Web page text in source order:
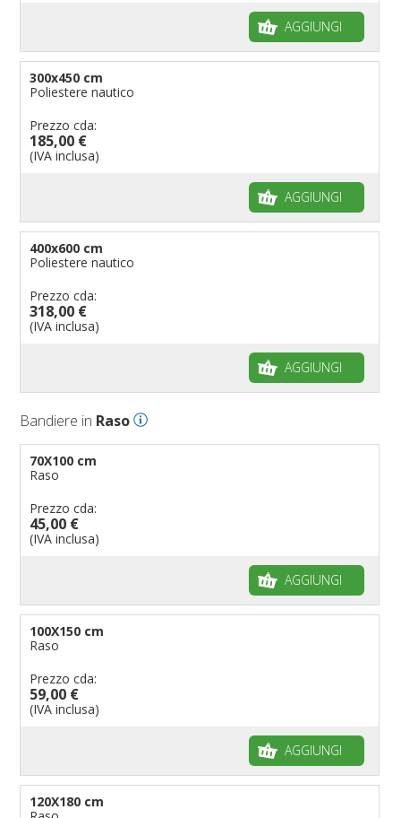
AGGIUNGI
300x450 cm
Poliestere nautico
Prezzo cda:
185,00 €
(IVA inclusa)
AGGIUNGI
400x600 cm
Poliestere nautico
Prezzo cda:
318,00 €
(IVA inclusa)
AGGIUNGI
Bandiere in Raso
70X100 cm
Raso
Prezzo cda:
45,00 €
(IVA inclusa)
AGGIUNGI
100X150 cm
Raso
Prezzo cda:
59,00 €
(IVA inclusa)
AGGIUNGI
120X180 cm